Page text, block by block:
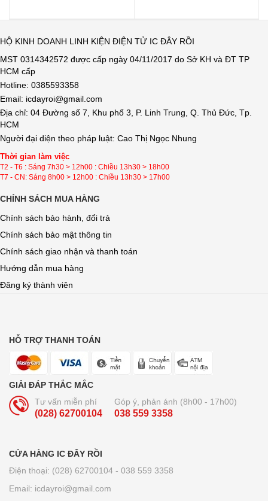
HỘ KINH DOANH LINH KIỆN ĐIỆN TỬ IC ĐÂY RỒI
MST 0314342572 được cấp ngày 04/11/2017 do Sở KH và ĐT TP
HCM cấp
Hotline: 0385593358
Email: icdayroi@gmail.com
Địa chỉ: 04 Đường số 7, Khu phố 3, P. Linh Trung, Q. Thủ Đức, Tp.
HCM
Người đại diện theo pháp luật: Cao Thị Ngọc Nhung
Thời gian làm việc
T2 - T6 : Sáng 7h30 > 12h00 : Chiều 13h30 > 18h00
T7 - CN: Sáng 8h00 > 12h00 : Chiều 13h30 > 17h00
CHÍNH SÁCH MUA HÀNG
Chính sách bảo hành, đổi trả
Chính sách bảo mật thông tin
Chính sách giao nhận và thanh toán
Hướng dẫn mua hàng
Đăng ký thành viên
HỖ TRỢ THANH TOÁN
GIẢI ĐÁP THẮC MẮC
Tư vấn miễn phí
(028) 62700104
Góp ý, phản ánh (8h00 - 17h00)
038 559 3358
CỬA HÀNG IC ĐÂY RỒI
Điện thoại: (028) 62700104 - 038 559 3358
Email: icdayroi@gmail.com